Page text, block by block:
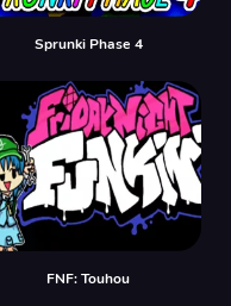
Sprunki Phase 4
FNF: Touhou